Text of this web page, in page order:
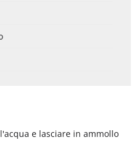
e lasciare in ammollo